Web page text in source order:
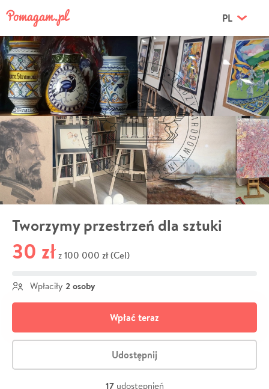
PL
Tworzymy przestrzeń dla sztuki
30 zł z 100 000 zł (Cel)
Wpłaciły 2 osoby
Wpłać teraz
Udostępnij
17 udostępnień